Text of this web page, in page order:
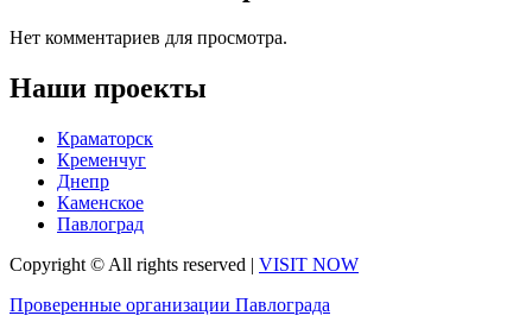
Нет комментариев для просмотра.
Наши проекты
Краматорск
Кременчуг
Днепр
Каменское
Павлоград
Copyright © All rights reserved | VISIT NOW
Проверенные организации Павлограда